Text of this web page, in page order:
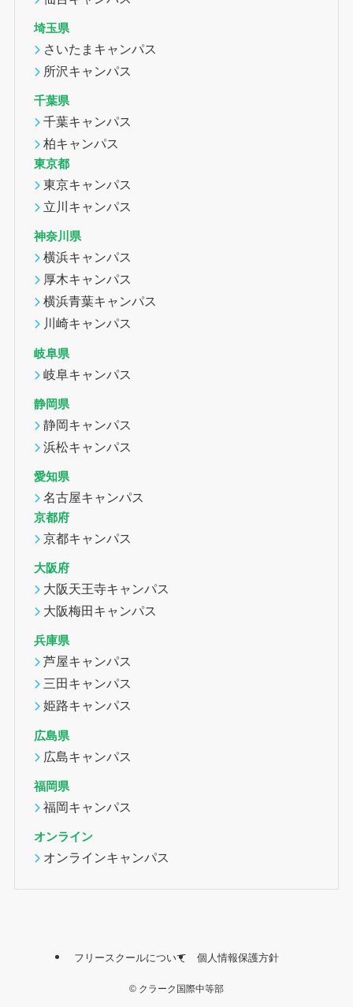
埼玉県
さいたまキャンパス
所沢キャンパス
千葉県
千葉キャンパス
柏キャンパス
東京都
東京キャンパス
立川キャンパス
神奈川県
横浜キャンパス
厚木キャンパス
横浜青葉キャンパス
川崎キャンパス
岐阜県
岐阜キャンパス
静岡県
静岡キャンパス
浜松キャンパス
愛知県
名古屋キャンパス
京都府
京都キャンパス
大阪府
大阪天王寺キャンパス
大阪梅田キャンパス
兵庫県
芦屋キャンパス
三田キャンパス
姫路キャンパス
広島県
広島キャンパス
福岡県
福岡キャンパス
オンライン
オンラインキャンパス
フリースクールについて 個人情報保護方針
© クラーク国際中等部